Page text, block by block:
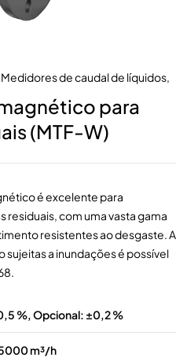
Medidores de caudal de líquidos,
para
(MTF-W)
é excelente para
residuais, com uma vasta gama
resistentes ao desgaste. A
sujeitas a inundações é possível
%, Opcional: ±0,2 %
m³/h